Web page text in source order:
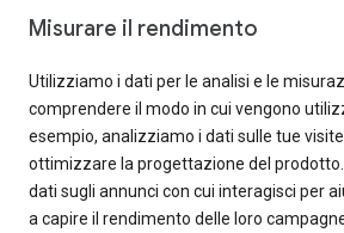
Misurare il rendimento
Utilizziamo i dati per le analisi e le
comprendere il modo in cui vengono
esempio, analizziamo i dati sulle tue
ottimizzare la progettazione del
dati sugli annunci con cui interagisci per
a capire il rendimento delle loro